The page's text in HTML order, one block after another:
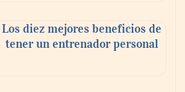
se puede vencer. No
Los diez mejores beneficios de
tener un entrenador personal